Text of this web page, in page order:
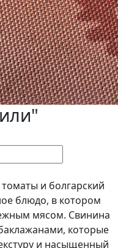
и болгарский
блюдо, в котором
мясом. Свинина
которые
и насыщенный